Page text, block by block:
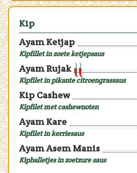
Kip
Ayam Ketjap
Kipfillet in zoete ketjepsaus
Ayam Rujak
Kipfilet in pikante citroengrassaus
Kip Cashew
Kipfilet met cashewnoten
Ayam Kare
Kipfilet in kerriesaus
Ayam Asem Manis
Kipballetjes in zoetzure saus